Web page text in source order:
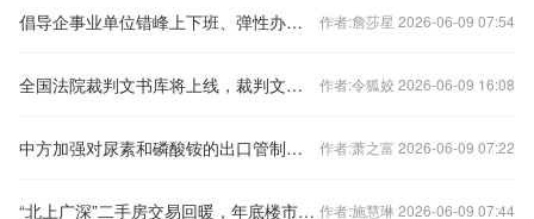
倡导企事业单位错峰上下班、弹性办公！北京发布七条响应措施 作者:詹莎星 2026-06-09 07:54
全国法院裁判文书库将上线，裁判文书公开何去何从？ 作者:令狐姣 2026-06-09 16:08
中方加强对尿素和磷酸铵的出口管制？外交部回应 作者:萧之富 2026-06-09 07:22
“北上广深”二手房交易回暖，年底楼市怎样看？ 作者:施慧琳 2026-06-09 07:44